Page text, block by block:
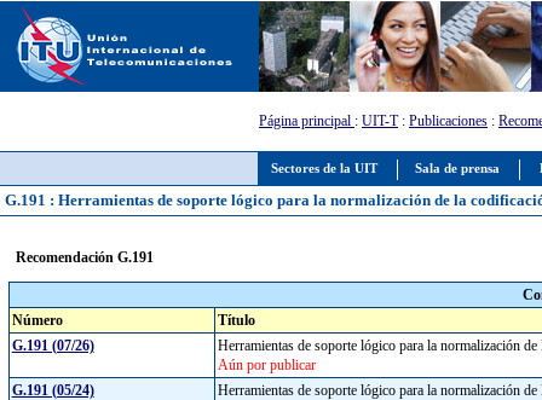
Sectores de la UIT Sala de prensa
Página principal : UIT-T: Publicaciones :
G.191 : Herramientas de soporte lógico para la normalización de la
Recomendación G.191
Número
Título
G.191 (07/26)
Herramientas de soporte lógico para la normalización
Aún por publicar
G.191 (05/24)
Herramientas de soporte lógico para la normalización